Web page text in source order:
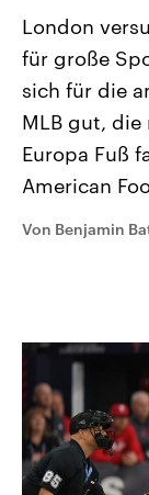
2026
Alle
Sachsen-Anhalt
September
Landtag. Seit
Bundesland von
CDU, SPD und
Umfragen,
und
und Kandidaten
London
für große
sich für die
MLB gut,
Europa Fuß
American
Von Benjamin